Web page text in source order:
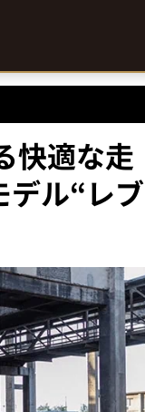
快適な走
デル“レブ